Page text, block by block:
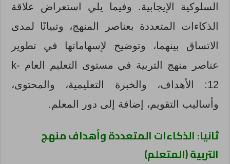
السلوكية الإيجابية. وفيما يلي استعراض علاقة
الذكاءات المتعددة بعناصر المنهج، وتبيانًا لمدى
الاتساق بينهما، وتوضيح لإسهاماتها في تطوير
عناصر منهج التربية في مستوى التعليم العام k-
12: الأهداف، والخبرة التعليمية، والمحتوى،
وأساليب التقويم، إضافة إلى دور المعلم.
ثانيًا: الذكاءات المتعددة وأهداف منهج
التربية (المتعلم)